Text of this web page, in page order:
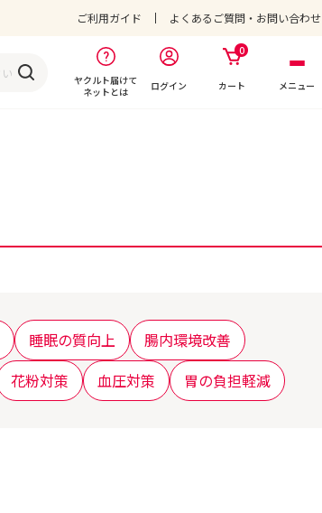
ご利用ガイド よくあるご質問・お問い合わせ
ヤクルト届けて
ネットとは
ログイン
0
カート メニュー
睡眠の質向上
腸内環境改善
花粉対策 血圧対策 胃の負担軽減